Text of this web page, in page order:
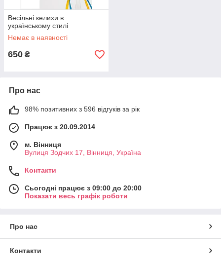
Весільні келихи в
українському стилі
Немає в наявності
650 ₴
Про нас
98% позитивних з 596 відгуків за рік
Працює з 20.09.2014
м. Вінниця
Вулиця Зодчих 17, Вінниця, Україна
Контакти
Сьогодні працює з 09:00 до 20:00
Показати весь графік роботи
Про нас
Контакти